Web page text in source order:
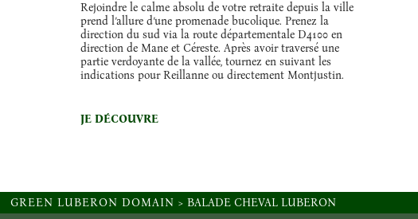
Rejoindre le calme absolu de votre retraite depuis la ville
prend l’allure d’une promenade bucolique. Prenez la
direction du sud via la route départementale D4100 en
direction de Mane et Céreste. Après avoir traversé une
partie verdoyante de la vallée, tournez en suivant les
indications pour Reillanne ou directement Montjustin.
JE DÉCOUVRE
GREEN LUBERON DOMAIN >BALADE CHEVAL LUBERON